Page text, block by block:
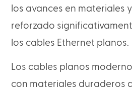
los avances en materiales
reforzado
los cables Ethernet planos.
Los cables planos
con materiales duraderos